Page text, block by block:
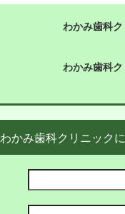
わかみ歯科ク
わかみ歯科ク
わかみ歯科クリニック